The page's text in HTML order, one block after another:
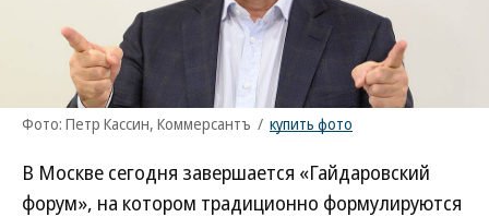
Фото: Петр Кассин, Коммерсантъ / купить фото
В Москве сегодня завершается «Гайдаровский
форум», на котором традиционно формулируются